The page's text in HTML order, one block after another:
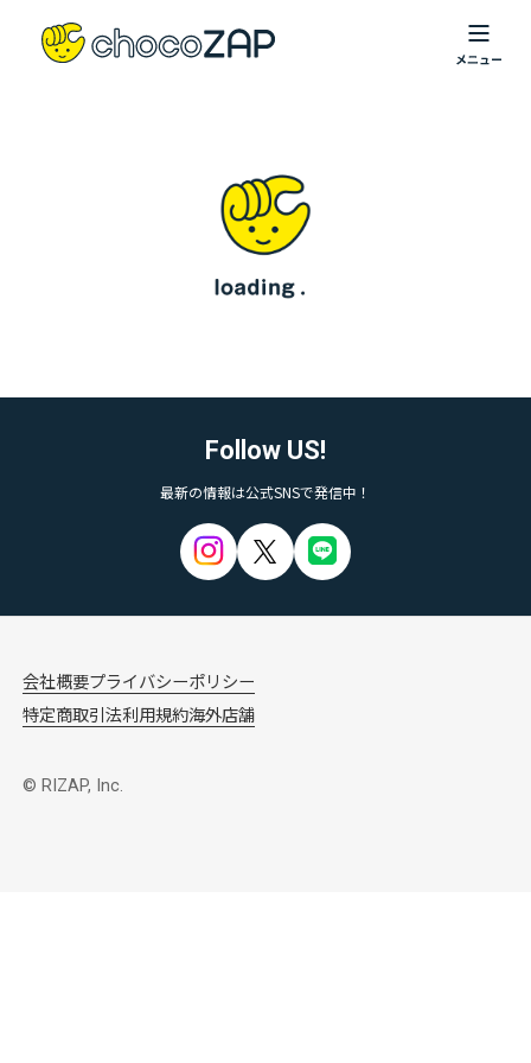
Follow US!
最新の情報は公式SNSで発信中！
会社概要プライバシーポリシー
特定商取引法利用規約海外店舗
© RIZAP, Inc.